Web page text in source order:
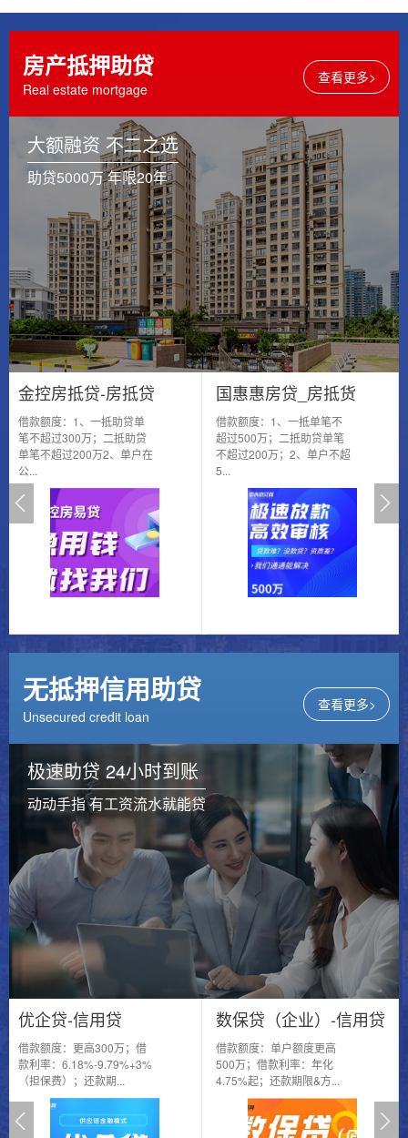
房产抵押助贷
Real estate mortgage
查看更多>
大额融资 不二之选
助贷5000万 年限20年
金控房抵贷-房抵贷
借款额度：1、一抵助贷单
笔不超过300万；二抵助贷
单笔不超过200万2、单户在
公...
国惠惠房贷_房抵货
借款额度：1、一抵单笔不
超过500万；二抵助贷单笔
不超过200万；2、单户不超
5...
无抵押信用助贷
Unsecured credit loan
查看更多>
极速助贷 24小时到账
动动手指 有工资流水就能贷
优企贷-信用贷
借款额度：更高300万；借
款利率：6.18%-9.79%+3%
（担保费）；还款期...
数保贷（企业）-信用贷
借款额度：单户额度更高
500万；借款利率：年化
4.75%起；还款期限&方...